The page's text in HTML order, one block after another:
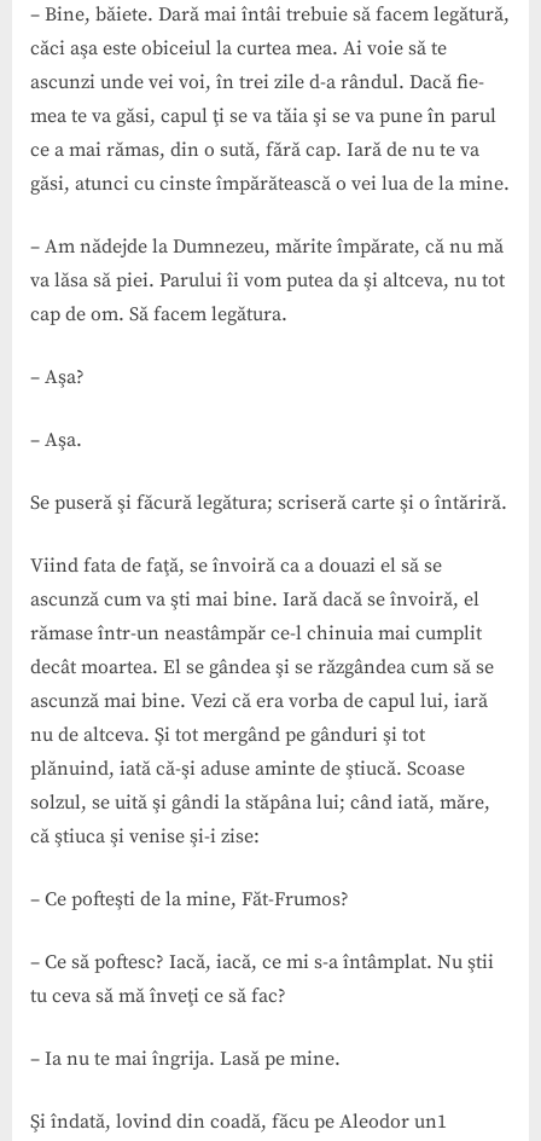
– Bine, băiete. Dară mai întâi trebuie să facem legătură,
căci aşa este obiceiul la curtea mea. Ai voie să te
ascunzi unde vei voi, în trei zile d-a rândul. Dacă fie-
mea te va găsi, capul ţi se va tăia şi se va pune în parul
ce a mai rămas, din o sută, fără cap. Iară de nu te va
găsi, atunci cu cinste împărătească o vei lua de la mine.
– Am nădejde la Dumnezeu, mărite împărate, că nu mă
va lăsa să piei. Parului îi vom putea da şi altceva, nu tot
cap de om. Să facem legătura.
– Aşa?
– Aşa.
Se puseră şi făcură legătura; scriseră carte şi o întăriră.
Viind fata de faţă, se învoiră ca a douazi el să se
ascunză cum va şti mai bine. Iară dacă se învoiră, el
rămase într-un neastâmpăr ce-l chinuia mai cumplit
decât moartea. El se gândea şi se răzgândea cum să se
ascunză mai bine. Vezi că era vorba de capul lui, iară
nu de altceva. Şi tot mergând pe gânduri şi tot
plănuind, iată că-şi aduse aminte de ştiucă. Scoase
solzul, se uită şi gândi la stăpâna lui; când iată, măre,
că ştiuca şi venise şi-i zise:
– Ce pofteşti de la mine, Făt-Frumos?
– Ce să poftesc? Iacă, iacă, ce mi s-a întâmplat. Nu ştii
tu ceva să mă înveţi ce să fac?
– Ia nu te mai îngrija. Lasă pe mine.
Şi îndată, lovind din coadă, făcu pe Aleodor un1